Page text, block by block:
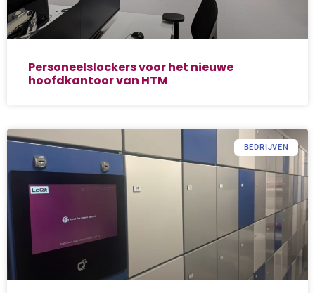
Personeelslockers voor het nieuwe
hoofdkantoor van HTM
BEDRIJVEN